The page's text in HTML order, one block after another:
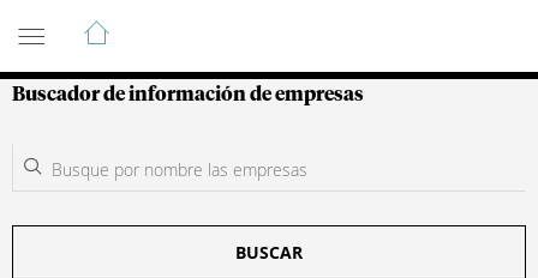
Guía de Empresas Colombianas
Buscador de información de empresas
BUSCAR